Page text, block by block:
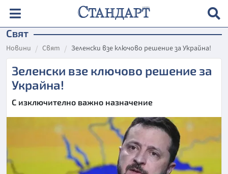
Свят
Новини Свят Зеленски взе ключово решение за Украйна!
Зеленски взе ключово решение за
Украйна!
С изключително важно назначение